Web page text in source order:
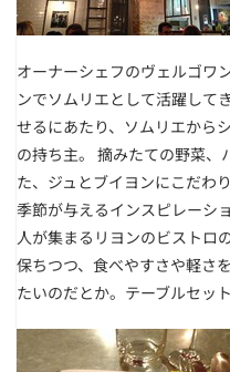
オーナーシェフのヴェルゴワ
ンでソムリエとして活躍して
せるにあたり、ソムリエから
の持ち主。 摘みたての野菜、
た、ジュとブイヨンにこだわ
季節が与えるインスピレーシ
人が集まるリヨンのビストロ
保ちつつ、食べやすさや軽さ
たいのだとか。テーブルセッ